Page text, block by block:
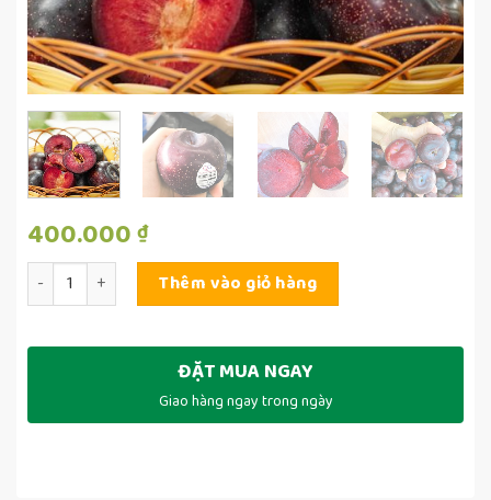
400.000 ₫
Số lượng Thêm vào giỏ hàng
ĐẶT MUA NGAY
Giao hàng ngay trong ngày